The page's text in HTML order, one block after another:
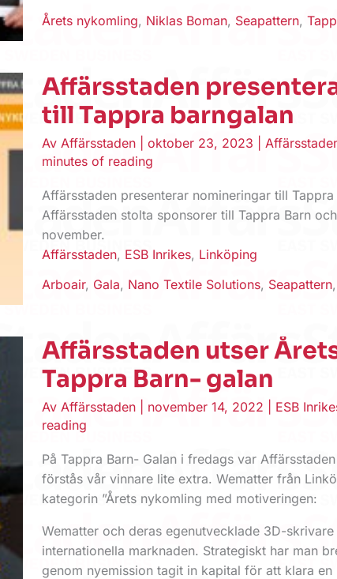
Årets nykomling, Niklas Boman, Seapattern,
Affärsstaden
till Tappra barngalan
Av Affärsstaden |oktober 23, 2023
minutes of reading
Affärsstaden presenterar nomineringar till
Affärsstaden stolta sponsorer till Tappra Barn
november.
Affärsstaden, ESB Inrikes, Linköping
Arboair, Gala, Nano Textile Solutions, Seapattern
Affärsstaden utser
Tappra Barn- galan
Av Affärsstaden november 14, 2022 ESB
reading
På Tappra Barn- Galan i fredags var
förstås vår vinnare lite extra. Wematter från
kategorin ”Årets nykomling med motiveringen:
Wematter och deras egenutvecklade 3D-
internationella marknaden. Strategiskt har man
genom nyemission tagit in kapital för att klara en